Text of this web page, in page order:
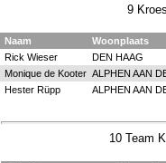
9
Naam
Woonplaats
Rick Wieser
DEN HAAG
Monique de Kooter ALPHEN AAN
Hester Rüpp ALPHEN AAN
10 Team